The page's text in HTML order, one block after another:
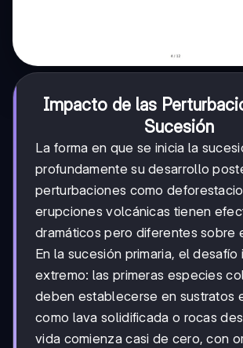
Impacto de las
Sucesión
La forma en que se inicia la
profundamente su desarrollo
perturbaciones como
erupciones volcánicas tienen
dramáticos pero diferentes sobre
En la sucesión primaria, el desafío
extremo: las primeras especies
deben establecerse en sustratos
como lava solidificada o rocas
vida comienza casi de cero, con